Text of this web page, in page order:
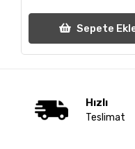
Sepete
Hızlı
Teslimat